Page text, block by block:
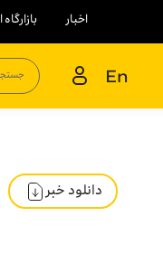
اخبار
En
دانلود خبر